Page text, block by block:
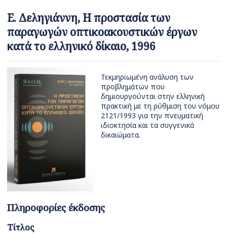
Ε. Δεληγιάννη, Η προστασία των
παραγωγών οπτικοακουστικών έργων
κατά το ελληνικό δίκαιο, 1996
Τεκμηριωμένη ανάλυση των
προβλημάτων που
δημιουργούνται στην ελληνική
πρακτική με τη ρύθμιση του νόμου
2121/1993 για την πνευματική
ιδιοκτησία και τα συγγενικά
δικαιώματα.
Πληροφορίες έκδοσης
Τίτλος